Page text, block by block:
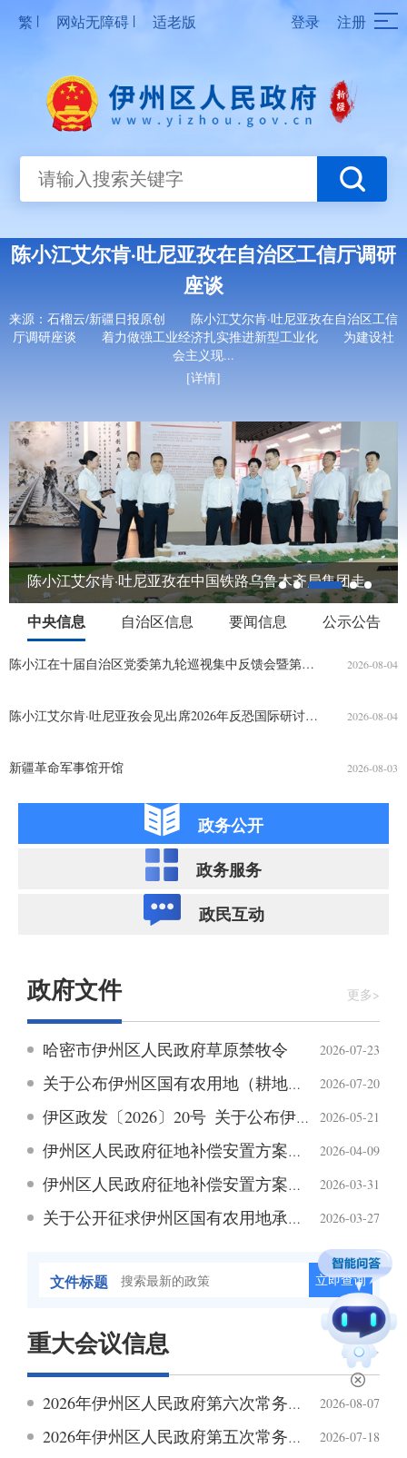
繁 | 网站无障碍 | 适老版 登录 注册
陈小江艾尔肯·吐尼亚孜在自治区工信厅调研
座谈
来源：石榴云/新疆日报原创 陈小江艾尔肯·吐尼亚孜在自治区工信
厅调研座谈 着力做强工业经济扎实推进新型工业化 为建设社
会主义现...
[详情]
陈小江艾尔肯·吐尼亚孜在中国铁路乌鲁木齐局集团走
访...
中央信息 自治区信息 要闻信息 公示公告
陈小江在十届自治区党委第九轮巡视集中反馈会暨第十轮巡视动员部署会上强调 不断提高巡视的震慑力穿透力推动力 为建设社会主义现代化新疆提供坚强政治保障 2026-08-04
陈小江艾尔肯·吐尼亚孜会见出席2026年反恐国际研讨会中外嘉宾 2026-08-04
新疆革命军事馆开馆 2026-08-03
艾尔肯·吐尼亚孜在乌鲁木齐甘泉堡经开区调研
自治区党委常委会召开会议
第十一批中央单位援疆工作总结表彰暨第十二批中央单位援疆干部人才欢迎大会举行 2026-07-28
2026-07-28
2026-07-27
自治区人民政府常务会议举办法治专题讲座 2026-07-24
2026-07-23
2026-07-23
陈小江艾尔肯·吐尼亚孜会见新开发银行行长罗塞芙 2026-07-22
政务公开
政务服务
政民互动
政府文件 更多>
2026-07-23
哈密市伊州区人民政府草原禁牧令
2026-07-20
关于公布伊州区国有农用地（耕地、园地）承包费减免决策事项的公告
2026-05-21
伊区政发〔2026〕20号 关于公布伊州区行政规范性文件和政策性文件集中清理结果的决定
2026-04-09
伊州区人民政府征地补偿安置方案公告
2026-03-31
伊州区人民政府征地补偿安置方案公告
2026-03-27
关于公开征求伊州区国有农用地承包费调整（含减免事项）决策意见的公告
文件标题 立即查询
重大会议信息 更多>
2026-08-07
2026年伊州区人民政府第六次常务会议
2026-07-18
2026年伊州区人民政府第五次常务会议